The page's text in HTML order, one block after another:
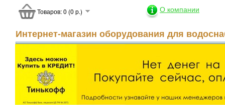
О компании
Интернет-магазин оборудования для
Товаров: 0 (0 р.)